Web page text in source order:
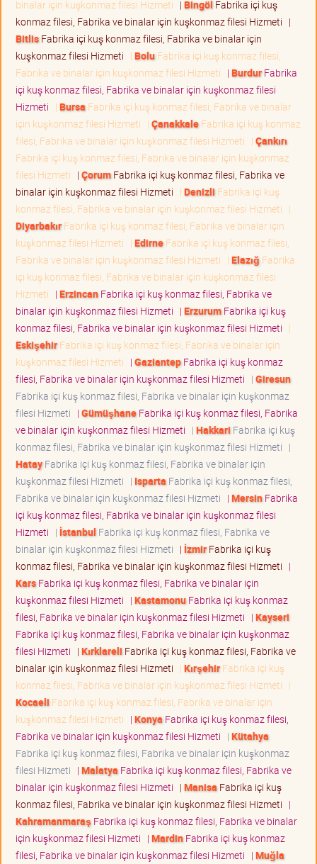
binalar için kuşkonmaz filesi Hizmeti | Bingöl Fabrika içi kuş
konmaz filesi, Fabrika ve binalar için kuşkonmaz filesi Hizmeti |
BitlisFabrika içi kuş konmaz filesi, Fabrika ve binalar için
kuşkonmaz filesi Hizmeti | BoluFabrika içi kuş konmaz filesi,
Fabrika ve binalar için kuşkonmaz filesi Hizmeti | BurdurFabrika
içi kuş konmaz filesi, Fabrika ve binalar için kuşkonmaz filesi
Hizmeti | Bursa Fabrika içi kuş konmaz filesi, Fabrika ve binalar
için kuşkonmaz filesi Hizmeti | ÇanakkaleFabrika içi kuş konmaz
filesi, Fabrika ve binalar için kuşkonmaz filesi Hizmeti | Çankırı
Fabrika içi kuş konmaz filesi, Fabrika ve binalar için kuşkonmaz
filesi Hizmeti | ÇorumFabrika içi kuş konmaz filesi, Fabrika ve
binalar için kuşkonmaz filesi Hizmeti | Denizli Fabrika içi kuş
konmaz filesi, Fabrika ve binalar için kuşkonmaz filesi Hizmeti |
DiyarbakırFabrika içi kuş konmaz filesi, Fabrika ve binalar için
kuşkonmaz filesi Hizmeti | EdirneFabrika içi kuş konmaz filesi,
Fabrika ve binalar için kuşkonmaz filesi Hizmeti | Elazığ Fabrika
içi kuş konmaz filesi, Fabrika ve binalar için kuşkonmaz filesi
Hizmeti | ErzincanFabrika içi kuş konmaz filesi, Fabrika ve
binalar için kuşkonmaz filesi Hizmeti | ErzurumFabrika içi kuş
konmaz filesi, Fabrika ve binalar için kuşkonmaz filesi Hizmeti |
EskişehirFabrika içi kuş konmaz filesi, Fabrika ve binalar için
kuşkonmaz filesi Hizmeti | GaziantepFabrika içi kuş konmaz
filesi, Fabrika ve binalar için kuşkonmaz filesi Hizmeti | Giresun
Fabrika içi kuş konmaz filesi, Fabrika ve binalar için kuşkonmaz
filesi Hizmeti | GümüşhaneFabrika içi kuş konmaz filesi, Fabrika
ve binalar için kuşkonmaz filesi Hizmeti | Hakkari Fabrika içi kuş
konmaz filesi, Fabrika ve binalar için kuşkonmaz filesi Hizmeti |
HatayFabrika içi kuş konmaz filesi, Fabrika ve binalar için
kuşkonmaz filesi Hizmeti | Isparta Fabrika içi kuş konmaz filesi,
Fabrika ve binalar için kuşkonmaz filesi Hizmeti | MersinFabrika
içi kuş konmaz filesi, Fabrika ve binalar için kuşkonmaz filesi
Hizmeti | İstanbul Fabrika içi kuş konmaz filesi, Fabrika ve
binalar için kuşkonmaz filesi Hizmeti | İzmirFabrika içi kuş
konmaz filesi, Fabrika ve binalar için kuşkonmaz filesi Hizmeti |
KarsFabrika içi kuş konmaz filesi, Fabrika ve binalar için
kuşkonmaz filesi Hizmeti | KastamonuFabrika içi kuş konmaz
filesi, Fabrika ve binalar için kuşkonmaz filesi Hizmeti | Kayseri
Fabrika içi kuş konmaz filesi, Fabrika ve binalar için kuşkonmaz
filesi Hizmeti | Kırklareli Fabrika içi kuş konmaz filesi, Fabrika ve
binalar için kuşkonmaz filesi Hizmeti | KırşehirFabrika içi kuş
konmaz filesi, Fabrika ve binalar için kuşkonmaz filesi Hizmeti |
Kocaeli Fabrika içi kuş konmaz filesi, Fabrika ve binalar için
kuşkonmaz filesi Hizmeti | Konya Fabrika içi kuş konmaz filesi,
Fabrika ve binalar için kuşkonmaz filesi Hizmeti | Kütahya
Fabrika içi kuş konmaz filesi, Fabrika ve binalar için kuşkonmaz
filesi Hizmeti | Malatya Fabrika içi kuş konmaz filesi, Fabrika ve
binalar için kuşkonmaz filesi Hizmeti | Manisa Fabrika içi kuş
konmaz filesi, Fabrika ve binalar için kuşkonmaz filesi Hizmeti |
Kahramanmaraş Fabrika içi kuş konmaz filesi, Fabrika ve binalar
için kuşkonmaz filesi Hizmeti | MardinFabrika içi kuş konmaz
filesi, Fabrika ve binalar için kuşkonmaz filesi Hizmeti | Muğla